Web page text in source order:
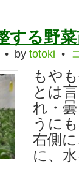
する野
• by totoki •
もや
とは
れ・
うに
右側
に、